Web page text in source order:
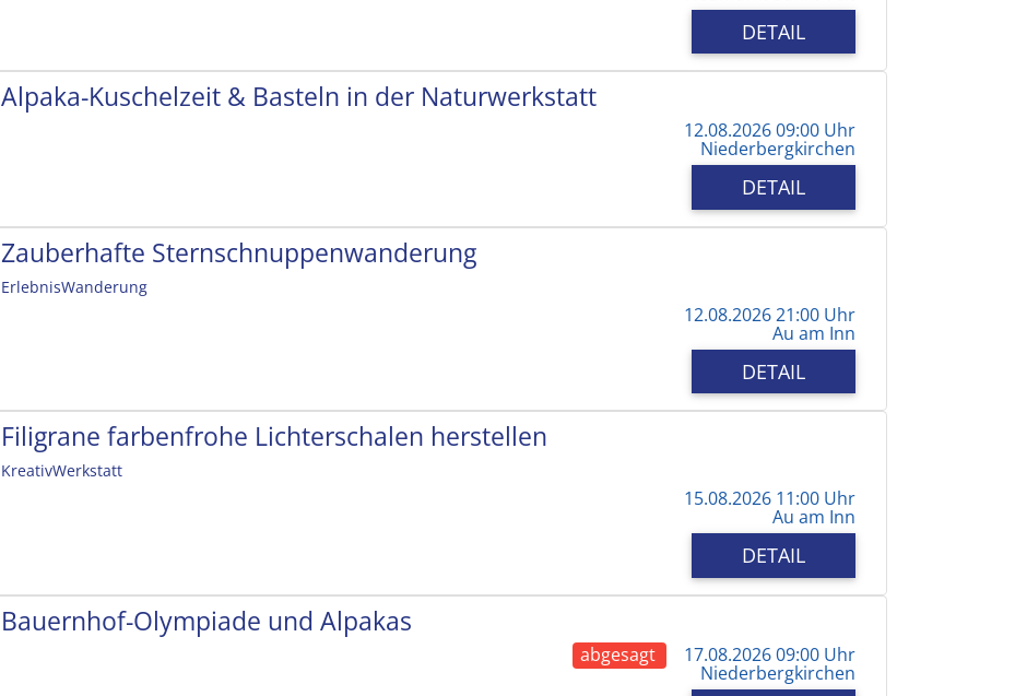
DETAIL
Alpaka-Kuschelzeit & Basteln in der Naturwerkstatt
12.08.2026 09:00 Uhr
Niederbergkirchen
DETAIL
Zauberhafte Sternschnuppenwanderung
ErlebnisWanderung
12.08.2026 21:00 Uhr
Au am Inn
DETAIL
Filigrane farbenfrohe Lichterschalen herstellen
KreativWerkstatt
15.08.2026 11:00 Uhr
Au am Inn
DETAIL
Bauernhof-Olympiade und Alpakas
abgesagt 17.08.2026 09:00 Uhr
Niederbergkirchen